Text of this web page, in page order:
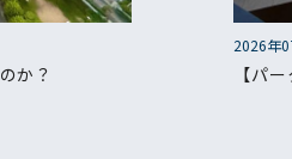
か？
2026年
【パ